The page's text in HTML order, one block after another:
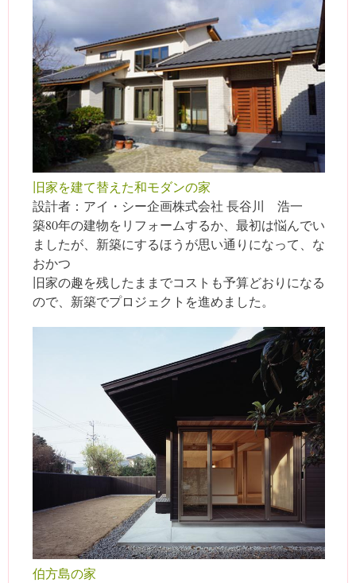
旧家を建て替えた和モダンの家
設計者：アイ・シー企画株式会社 長谷川 浩一
築80年の建物をリフォームするか、最初は悩んでい
ましたが、新築にするほうが思い通りになって、な
おかつ
旧家の趣を残したままでコストも予算どおりになる
ので、新築でプロジェクトを進めました。
伯方島の家